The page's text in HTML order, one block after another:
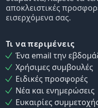
αποκλειστικές
εισερχόμενα σας.
Τι να περιμένεις
Ένα email την
Χρήσιμες συμβουλές
Ειδικές προσφορές
Νέα και ενημερώσεις
Ευκαιρίες